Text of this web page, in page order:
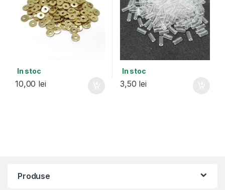
In stoc
10,00 lei
In stoc
3,50 lei
Produse